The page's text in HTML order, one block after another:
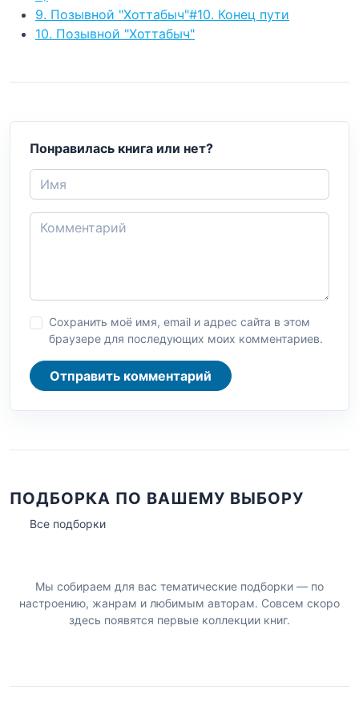
9. Позывной "Хоттабыч"#10. Конец пути
10. Позывной "Хоттабыч"
Понравилась книга или нет?
Сохранить моё имя, email и адрес сайта в этом
браузере для последующих моих комментариев.
Отправить комментарий
ПОДБОРКА ПО ВАШЕМУ ВЫБОРУ
Все подборки
Мы собираем для вас тематические подборки — по
настроению, жанрам и любимым авторам. Совсем скоро
здесь появятся первые коллекции книг.